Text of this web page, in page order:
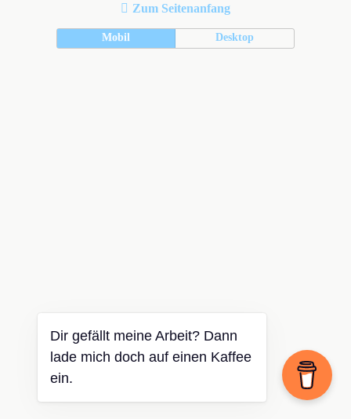
Zum Seitenanfang
Mobil Desktop
Dir gefällt meine Arbeit? Dann
lade mich doch auf einen Kaffee
ein.